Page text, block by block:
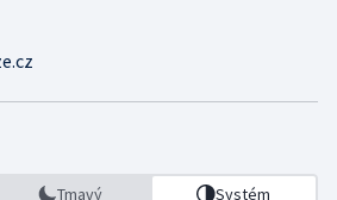
Tmavý Systém